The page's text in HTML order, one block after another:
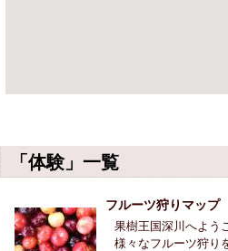
「体験」一覧
フルーツ狩りマップ
果樹王国深川へよう
様々なフルーツ狩り